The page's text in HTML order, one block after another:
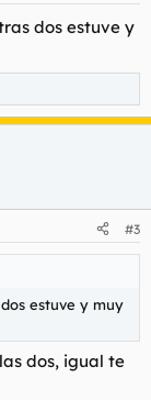
dos estuve y
#3
estuve y muy
dos, igual te